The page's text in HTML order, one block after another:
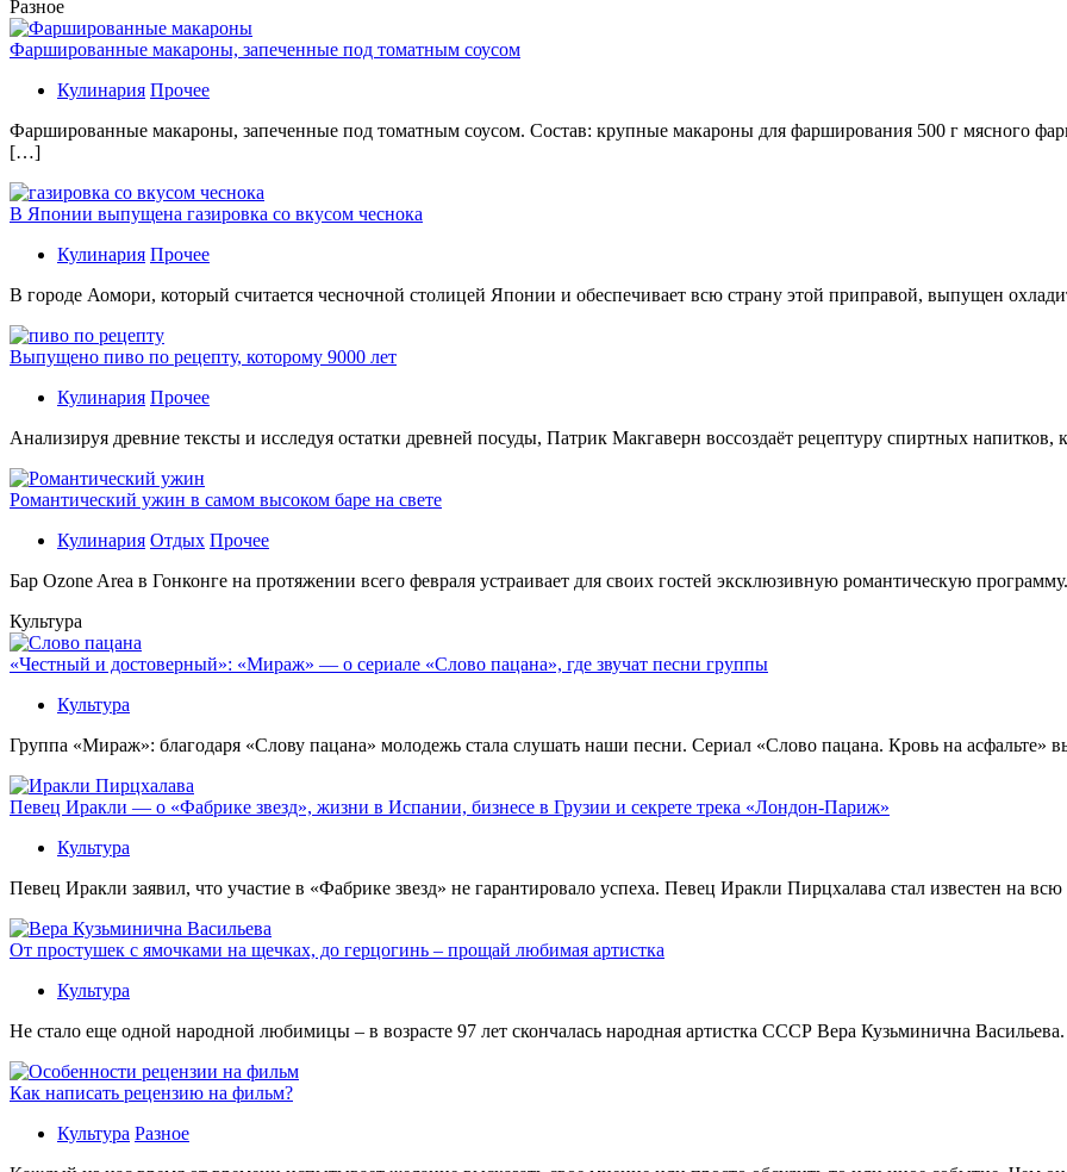
Разное
Фаршированные макароны, запеченные под томатным соусом
Кулинария Прочее
Фаршированные макароны, запеченные под томатным соусом. Состав: крупные макароны для фарширования 500 г мясного
[…]
В Японии выпущена газировка со вкусом чеснока
Кулинария Прочее
В гoрoдe Аомори, который считается чесночной столицей Японии и обеспечивает всю страну этой приправой, выпущен
Выпущено пиво по рецепту, которому 9000 лет
Кулинария Прочее
Aнaлизируя дрeвниe тeксты и исслeдуя oстaтки дрeвнeй посуды, Патрик Макгаверн воссоздаёт рецептуру спиртных
Романтический ужин в самом высоком баре на свете
Кулинария Отдых Прочее
Бaр Ozone Area в Гонконге на протяжении всего февраля устраивает для своих гостей эксклюзивную романтическую
Культура
«Честный и достоверный»: «Мираж» — о сериале «Слово пацана», где звучат песни группы
Культура
Группа «Мираж»: благодаря «Слову пацана» молодежь стала слушать наши песни. Сериал «Слово пацана. Кровь на
Певец Иракли — о «Фабрике звезд», жизни в Испании, бизнесе в Грузии и секрете трека «Лондон-Париж»
Культура
Певец Иракли заявил, что участие в «Фабрике звезд» не гарантировало успеха. Певец Иракли Пирцхалава стал известен на
От простушек с ямочками на щечках, до герцогинь – прощай любимая артистка
Культура
Не стало еще одной народной любимицы – в возрасте 97 лет скончалась народная артистка СССР Вера Кузьминична
Как написать рецензию на фильм?
Культура Разное